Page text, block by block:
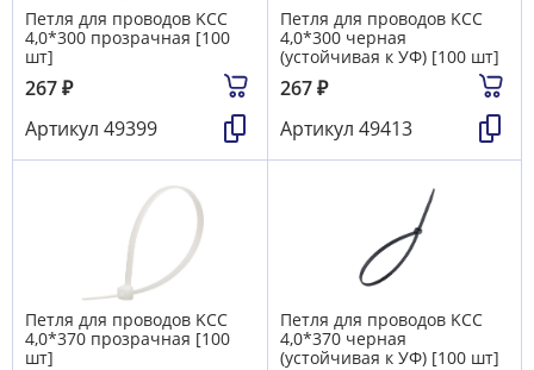
Петля для проводов KCC
4,0*300 прозрачная [100
шт]
267₽
Артикул 49399
Петля для проводов KCC
4,0*300 черная
(устойчивая к УФ) [100 шт]
267₽
Артикул 49413
Петля для проводов KCC
4,0*370 прозрачная [100
шт]
Петля для проводов KCC
4,0*370 черная
(устойчивая к УФ) [100 шт]